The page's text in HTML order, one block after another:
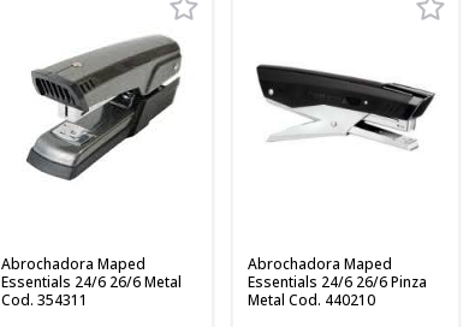
Abrochadora Maped
Essentials 24/6 26/6 Metal
Cod. 354311
Abrochadora Maped
Essentials 24/6 26/6 Pinza
Metal Cod. 440210